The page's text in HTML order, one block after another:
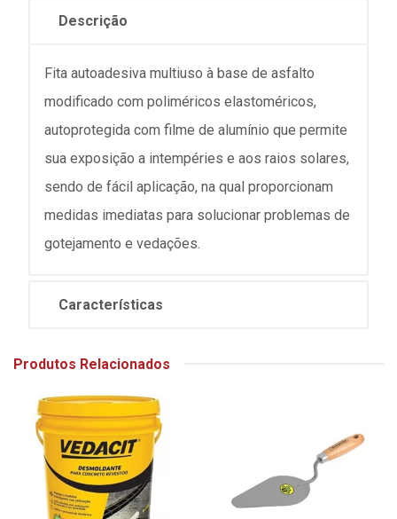
Descrição
Fita autoadesiva multiuso à base de asfalto
modificado com poliméricos elastoméricos,
autoprotegida com filme de alumínio que permite
sua exposição a intempéries e aos raios solares,
sendo de fácil aplicação, na qual proporcionam
medidas imediatas para solucionar problemas de
gotejamento e vedações.
Características
Produtos Relacionados